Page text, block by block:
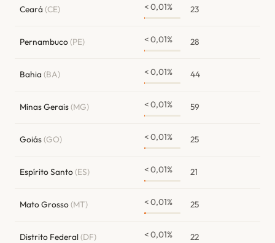
Ceará (CE) < 0,01% 23
Pernambuco(PE) < 0,01% 28
Bahia (BA) < 0,01% 44
Minas Gerais(MG) < 0,01% 59
Goiás(GO) < 0,01% 25
Espírito Santo(ES) < 0,01% 21
Mato Grosso(MT) < 0,01% 25
Distrito Federal(DF) < 0,01% 22